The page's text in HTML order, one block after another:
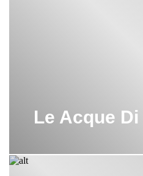
Le Acque Di